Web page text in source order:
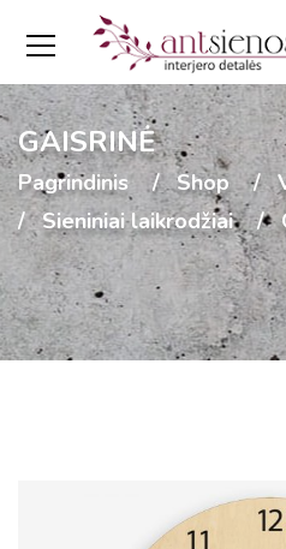
GAISRINĖ
Pagrindinis Shop
Sieniniai laikrodžiai